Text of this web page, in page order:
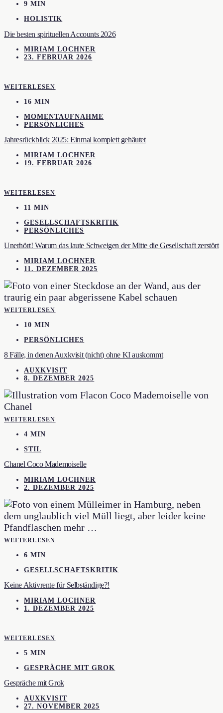
9 MIN
HOLISTIK
Die besten spirituellen Accounts 2026
MIRIAM LOCHNER
23. FEBRUAR 2026
WEITERLESEN
16 MIN
MOMENTAUFNAHME
PERSÖNLICHES
Jahresrückblick 2025: Einmal komplett gehäutet
MIRIAM LOCHNER
19. FEBRUAR 2026
WEITERLESEN
11 MIN
GESELLSCHAFTSKRITIK
PERSÖNLICHES
Unerhört! Warum das laute Schweigen der Mitte die Gesellschaft zerstört
MIRIAM LOCHNER
11. DEZEMBER 2025
WEITERLESEN
10 MIN
PERSÖNLICHES
8 Fälle, in denen Auxkvisit (nicht) ohne KI auskommt
AUXKVISIT
8. DEZEMBER 2025
WEITERLESEN
4 MIN
STIL
Chanel Coco Mademoiselle
MIRIAM LOCHNER
2. DEZEMBER 2025
WEITERLESEN
6 MIN
GESELLSCHAFTSKRITIK
Keine Aktivrente für Selbständige?!
MIRIAM LOCHNER
1. DEZEMBER 2025
WEITERLESEN
5 MIN
GESPRÄCHE MIT GROK
Gespräche mit Grok
AUXKVISIT
27. NOVEMBER 2025